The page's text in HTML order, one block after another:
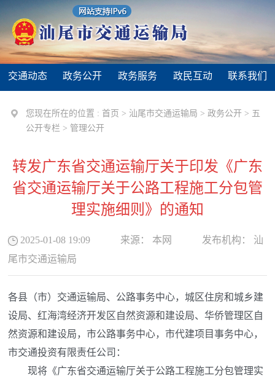
交通动态 政务公开 政务服务 政民互动 联系我们
您现在所在的位置 : 首页 > 汕尾市交通运输局 >政务公开 > 五
公开专栏 > 管理公开
转发广东省交通运输厅关于印发《广东
省交通运输厅关于公路工程施工分包管
理实施细则》的通知
2025-01-08 19:09 来源： 本网 发布机构：
汕
尾市交通运输局
各县（市）交通运输局、公路事务中心，城区住房和城乡建
设局、红海湾经济开发区自然资源和建设局、华侨管理区自
然资源和建设局，市公路事务中心，市代建项目事务中心，
市交通投资有限责任公司：
现将《广东省交通运输厅关于公路工程施工分包管理实